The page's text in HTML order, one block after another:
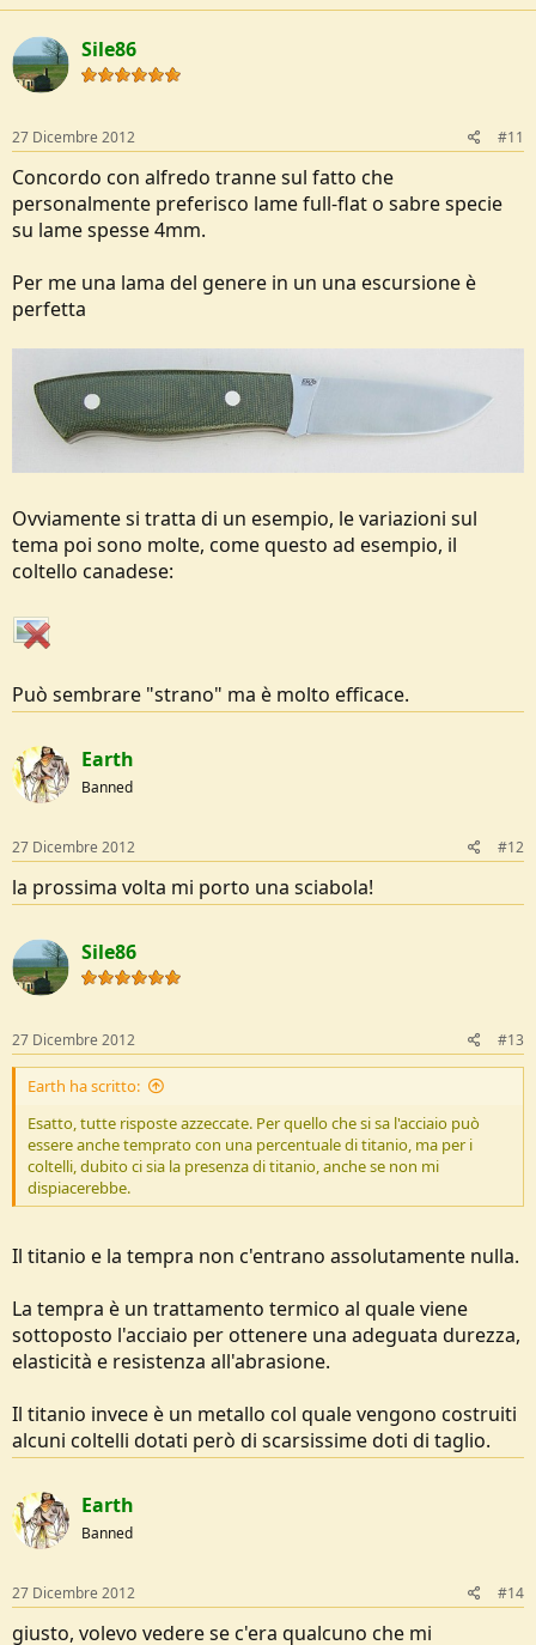
c
i
o
n
:
Sile86
27 Dicembre 2012 #11
Concordo con alfredo tranne sul fatto che
personalmente preferisco lame full-flat o sabre specie
su lame spesse 4mm.
Per me una lama del genere in un una escursione è
perfetta
Ovviamente si tratta di un esempio, le variazioni sul
tema poi sono molte, come questo ad esempio, il
coltello canadese:
Può sembrare "strano" ma è molto efficace.
Earth
Banned
27 Dicembre 2012 #12
la prossima volta mi porto una sciabola!
Sile86
27 Dicembre 2012 #13
Earth ha scritto:
Esatto, tutte risposte azzeccate. Per quello che si sa l'acciaio può
essere anche temprato con una percentuale di titanio, ma per i
coltelli, dubito ci sia la presenza di titanio, anche se non mi
dispiacerebbe.
Il titanio e la tempra non c'entrano assolutamente nulla.
La tempra è un trattamento termico al quale viene
sottoposto l'acciaio per ottenere una adeguata durezza,
elasticità e resistenza all'abrasione.
Il titanio invece è un metallo col quale vengono costruiti
alcuni coltelli dotati però di scarsissime doti di taglio.
Earth
Banned
27 Dicembre 2012 #14
giusto, volevo vedere se c'era qualcuno che mi